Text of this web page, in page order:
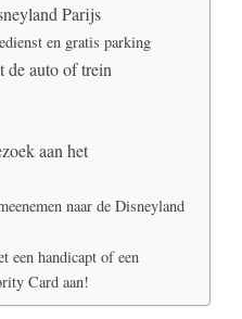
Parijs
en gratis parking
de auto of trein
aan het
naar de Disneyland
een handicapt of een
Card aan!